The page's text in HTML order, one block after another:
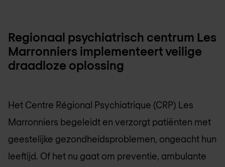
Regionaal psychiatrisch centrum Les
Marronniers implementeert veilige
draadloze oplossing
Het Centre Régional Psychiatrique (CRP) Les
Marronniers begeleidt en verzorgt patiënten met
geestelijke gezondheidsproblemen, ongeacht hun
leeftijd. Of het nu gaat om preventie, ambulante